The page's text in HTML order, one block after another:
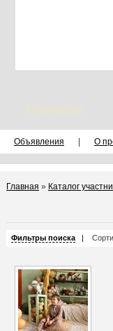
Стилисты
Объявления О
Главная » Каталог
Фильтры поиска |